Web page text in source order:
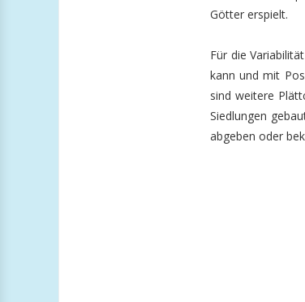
Götter erspielt.
Für die
kann und mit
sind weitere
Siedlungen
abgeben oder